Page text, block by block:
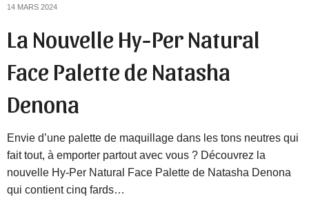
14 MARS 2024
La Nouvelle Hy-Per Natural
Face Palette de Natasha
Denona
Envie d’une palette de maquillage dans les tons neutres qui
fait tout, à emporter partout avec vous ? Découvrez la
nouvelle Hy-Per Natural Face Palette de Natasha Denona
qui contient cinq fards…